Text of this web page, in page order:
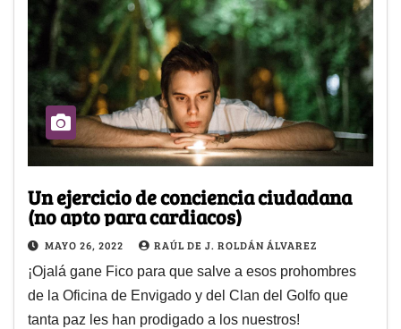
Un ejercicio de conciencia ciudadana
(no apto para cardiacos)
MAYO 26, 2022 RAÚL DE J. ROLDÁN ÁLVAREZ
¡Ojalá gane Fico para que salve a esos prohombres
de la Oficina de Envigado y del Clan del Golfo que
tanta paz les han prodigado a los nuestros!